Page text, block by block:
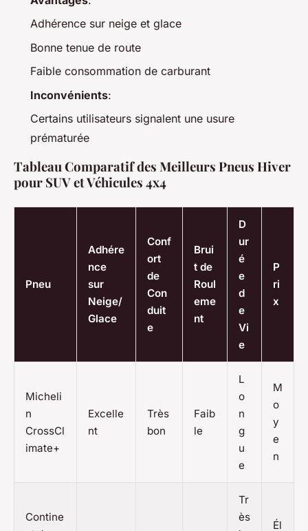
Adhérence sur neige et glace
Bonne tenue de route
Faible consommation de carburant
Inconvénients:
Certains utilisateurs signalent une usure
prématurée
Tableau Comparatif des Meilleurs Pneus Hiver
pour SUV et Véhicules 4x4
Pneu
Adhére
nce
sur
Neige/
Glace
Conf
ort
de
Con
duit
e
Brui
t de
Roul
eme
nt
D
ur
é
e
d
e
Vi
e
P
ri
x
Micheli
n
CrossCl
imate+
Excelle
nt
Très
bon
Faib
le
L
o
n
g
u
e
M
o
y
e
n
Contine
Tr
ès
Él